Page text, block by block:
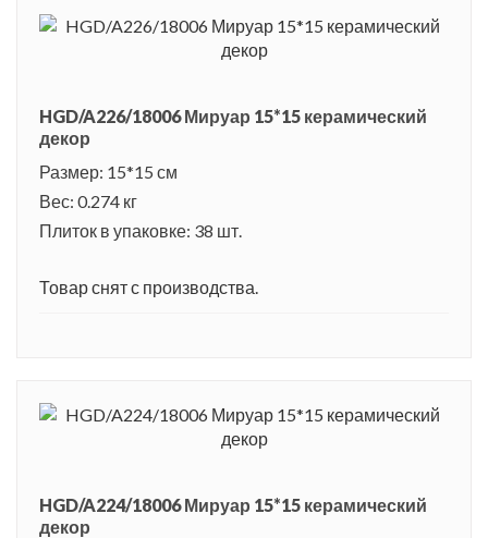
HGD/A226/18006 Мируар 15*15 керамический
декор
Размер: 15*15 см
Вес: 0.274 кг
Плиток в упаковке: 38 шт.
Товар снят с производства.
HGD/A224/18006 Мируар 15*15 керамический
декор